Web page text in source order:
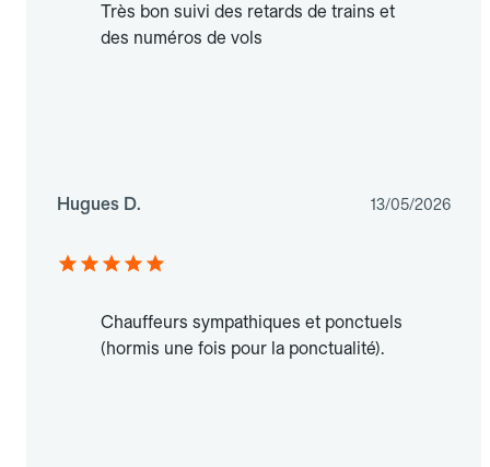
Très bon suivi des retards de trains et
des numéros de vols
Hugues D. 13/05/2026
Chauffeurs sympathiques et ponctuels
(hormis une fois pour la ponctualité).